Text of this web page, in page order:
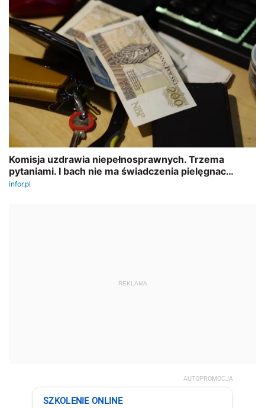
REKLAMA
AUTOPROMOCJA
SZKOLENIE ONLINE